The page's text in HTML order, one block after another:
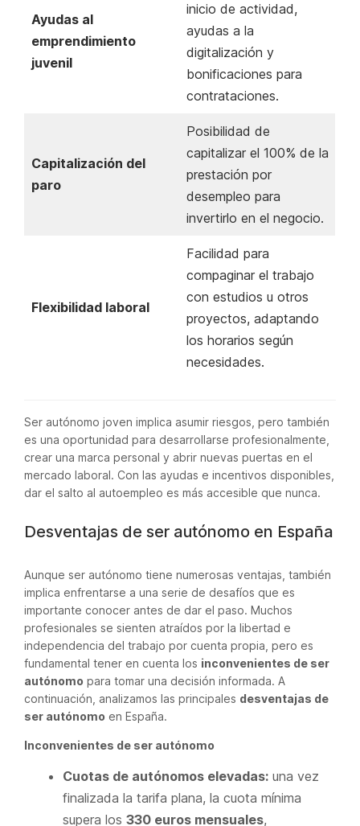
Ayudas al
emprendimiento
juvenil
inicio de actividad,
ayudas a la
digitalización y
bonificaciones para
contrataciones.
Capitalización del
paro
Posibilidad de
capitalizar el 100% de la
prestación por
desempleo para
invertirlo en el negocio.
Flexibilidad laboral
Facilidad para
compaginar el trabajo
con estudios u otros
proyectos, adaptando
los horarios según
necesidades.
Ser autónomo joven implica asumir riesgos, pero también
es una oportunidad para desarrollarse profesionalmente,
crear una marca personal y abrir nuevas puertas en el
mercado laboral. Con las ayudas e incentivos disponibles,
dar el salto al autoempleo es más accesible que nunca.
Desventajas de ser autónomo en España
Aunque ser autónomo tiene numerosas ventajas, también
implica enfrentarse a una serie de desafíos que es
importante conocer antes de dar el paso. Muchos
profesionales se sienten atraídos por la libertad e
independencia del trabajo por cuenta propia, pero es
fundamental tener en cuenta los inconvenientes de ser
autónomo para tomar una decisión informada. A
continuación, analizamos las principales desventajas de
ser autónomo en España.
Inconvenientes de ser autónomo
Cuotas de autónomos elevadas: una vez
finalizada la tarifa plana, la cuota mínima
supera los 330 euros mensuales,